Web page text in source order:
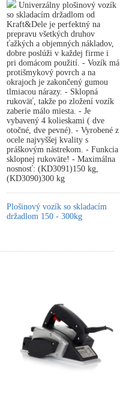
Univerzálny plošinový vozík
so skladacím držadlom od
Kraft&Dele je perfektný na
prepravu všetkých druhov
ťažkých a objemných nákladov,
dobre poslúži v každej firme i
pri domácom použití. - Vozík má
protišmykový povrch a na
okrajoch je zakončený gumou
tlmiacou nárazy. - Sklopná
rukoväť, takže po zložení vozík
zaberie málo miesta. - Je
vybavený 4 kolieskami ( dve
otočné, dve pevné). - Vyrobené z
ocele najvyššej kvality s
práškovým nástrekom. - Funkcia
sklopnej rukoväte! - Maximálna
nosnosť: (KD3091)150 kg,
(KD3090)300 kg
Plošinový vozík so skladacím
držadlom 150 - 300kg